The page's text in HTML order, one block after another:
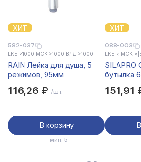
ХИТ
582-037
ЕКБ >1000 МСК >1000 ВЛД >1000
RAIN Лейка для душа, 5
режимов, 95мм
116,26 ₽ /шт.
В корзину
мин. 5
ХИТ
088-003
ЕКБ × МСК ×
SILAPRO
бутылка
151,91